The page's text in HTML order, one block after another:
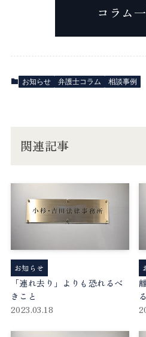
コラム
お知らせ 弁護士コラム 相談事例
関連記事
「連れ去り」よりも恐れるべ
きこと
2023.03.18
お知らせ